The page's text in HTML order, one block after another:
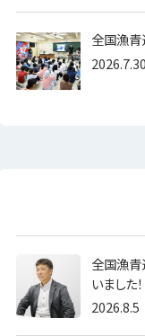
全国漁
2026.7.30
全国漁青
いました！
2026.8.5